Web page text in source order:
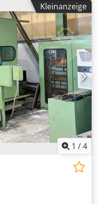
Kleinanzeige
1 /4